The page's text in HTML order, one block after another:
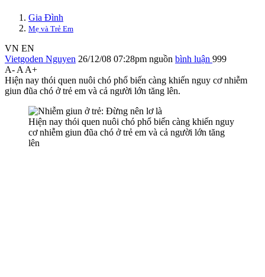
Gia Đình
Mẹ và Trẻ Em
VN EN
Vietgoden Nguyen 26/12/08 07:28pm nguồn bình luận 999
A- A A+
Hiện nay thói quen nuôi chó phổ biến càng khiến nguy cơ nhiễm
giun đũa chó ở trẻ em và cả người lớn tăng lên.
Hiện nay thói quen nuôi chó phổ biến càng khiến nguy
cơ nhiễm giun đũa chó ở trẻ em và cả người lớn tăng
lên